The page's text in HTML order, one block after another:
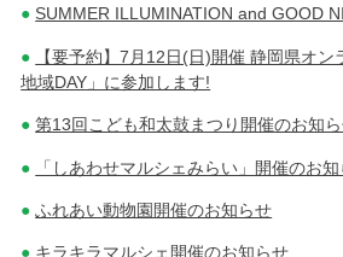
ン SUMMER ILLUMINATION and GOOD
【要予約】7月12日(日)開催 静岡県オ
地域DAY」に参加します!
第13回こども和太鼓まつり開催のお知
「しあわせマルシェみらい」開催のお
ふれあい動物園開催のお知らせ
キラキラマルシェ開催のお知らせ